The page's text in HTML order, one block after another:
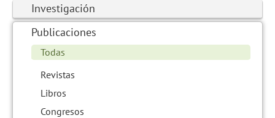
Investigación
Publicaciones
Todas
Revistas
Libros
Congresos